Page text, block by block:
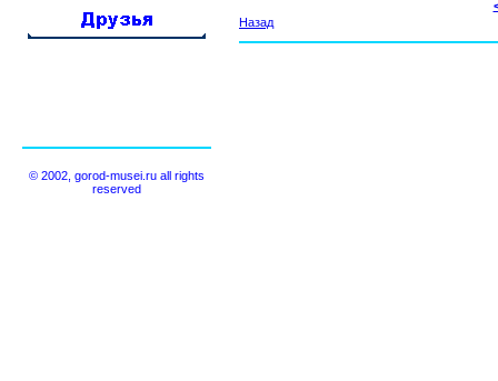
© 2002, gorod-musei.ru all rights
reserved
Назад